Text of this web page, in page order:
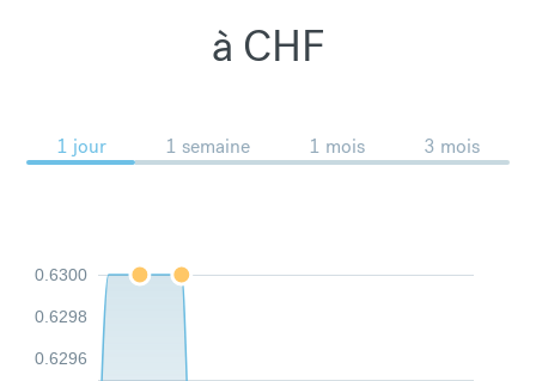
à CHF
1 jour 1 semaine 1 mois 3 mois
0.6296
0.6298
0.6300